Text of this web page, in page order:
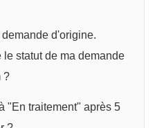
d'origine.
statut de ma demande
?
"En traitement" après 5